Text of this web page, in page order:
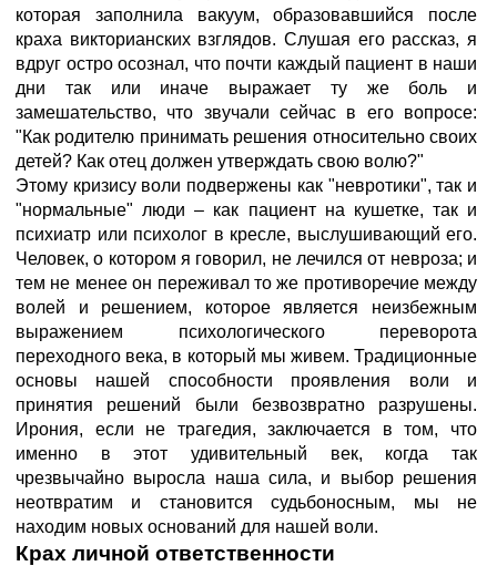
которая заполнила вакуум, образовавшийся после
краха викторианских взглядов. Слушая его рассказ, я
вдруг остро осознал, что почти каждый пациент в наши
дни так или иначе выражает ту же боль и
замешательство, что звучали сейчас в его вопросе:
"Как родителю принимать решения относительно своих
детей? Как отец должен утверждать свою волю?"
Этому кризису воли подвержены как "невротики", так и
"нормальные" люди – как пациент на кушетке, так и
психиатр или психолог в кресле, выслушивающий его.
Человек, о котором я говорил, не лечился от невроза; и
тем не менее он переживал то же противоречие между
волей и решением, которое является неизбежным
выражением психологического переворота
переходного века, в который мы живем. Традиционные
основы нашей способности проявления воли и
принятия решений были безвозвратно разрушены.
Ирония, если не трагедия, заключается в том, что
именно в этот удивительный век, когда так
чрезвычайно выросла наша сила, и выбор решения
неотвратим и становится судьбоносным, мы не
находим новых оснований для нашей воли.
Крах личной ответственности